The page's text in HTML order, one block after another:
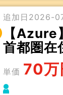
追加日2026-
【
首都圏在
単価 70万